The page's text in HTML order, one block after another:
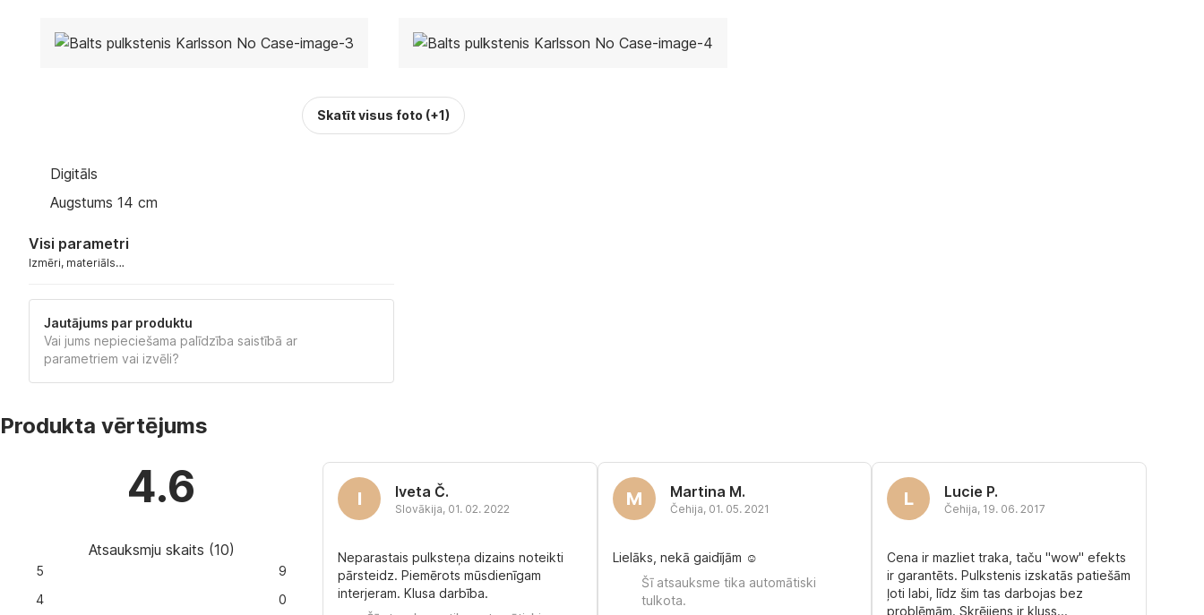
Skatīt visus foto (+1)
Digitāls
Augstums 14 cm
Visi parametri
Izmēri, materiāls…
Jautājums par produktu
Vai jums nepieciešama palīdzība saistībā ar
parametriem vai izvēli?
Produkta vērtējums
4.6
Atsauksmju skaits (10)
5
9
4
0
I Iveta Č.
Slovākija, 01. 02. 2022
Neparastais pulksteņa dizains noteikti
pārsteidz. Piemērots mūsdienīgam
interjeram. Klusa darbība.
M Martina M.
Čehija, 01. 05. 2021
Lielāks, nekā gaidījām ☺️
Šī atsauksme tika automātiski
tulkota.
L Lucie P.
Čehija, 19. 06. 2017
Cena ir mazliet traka, taču "wow" efekts
ir garantēts. Pulkstenis izskatās patiešām
ļoti labi, līdz šim tas darbojas bez
problēmām. Skrējiens ir kluss...